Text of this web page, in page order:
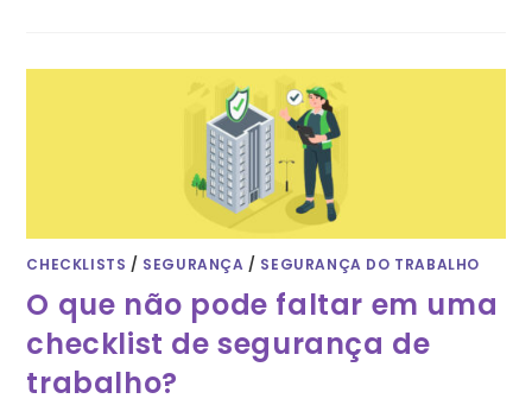
CHECKLISTS / SEGURANÇA / SEGURANÇA DO TRABALHO
O que não pode faltar em uma
checklist de segurança de
trabalho?